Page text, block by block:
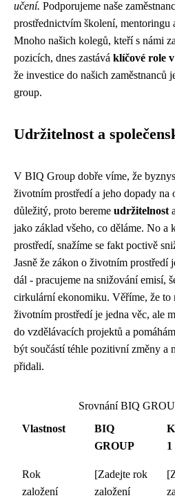
učení. Podporujeme naše
prostřednictvím školení, mentoringu
Mnoho našich kolegů, kteří s námi
pozicích, dnes zastává klíčové role
že investice do našich zaměstnanců
group.
Udržitelnost a
V BIQ Group dobře víme, že
životním prostředía jeho dopady na
důležitý, proto bereme udržitelnost a
jako základ všeho, co děláme. No a
prostředí, snažíme se fakt poctivě
Jasně že zákon o životním prostředí
dál - pracujeme na snižování emisí,
cirkulární ekonomiku. Věříme, že to
životním prostředí je jedna věc, ale
do vzdělávacích projektů a
být součástí téhle pozitivní změny a
přidali.
Srovnání BIQ
Vlastnost
BIQ
GROUP
1
Rok
založení
[Zadejte rok
založení